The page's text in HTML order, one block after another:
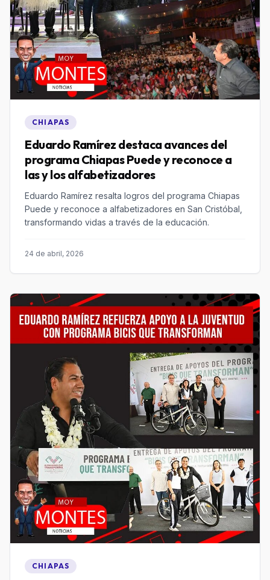
CHIAPAS
Eduardo Ramírez destaca avances del
programa Chiapas Puede y reconoce a
Eduardo Ramírez resalta logros del programa Chiapas
Puede y reconoce a alfabetizadores en San Cristóbal,
transformando vidas a través de la educación.
24 de abril, 2026
CHIAPAS